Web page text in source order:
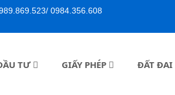
0984.356.608
TƯ GIẤY PHÉP ĐẤT ĐAI